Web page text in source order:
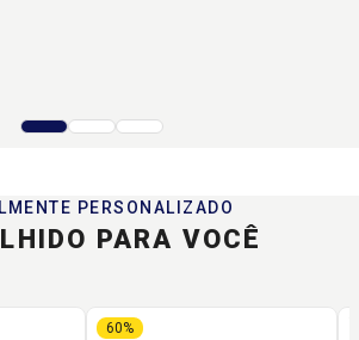
PERSONALIZADO
PARA VOCÊ
60%